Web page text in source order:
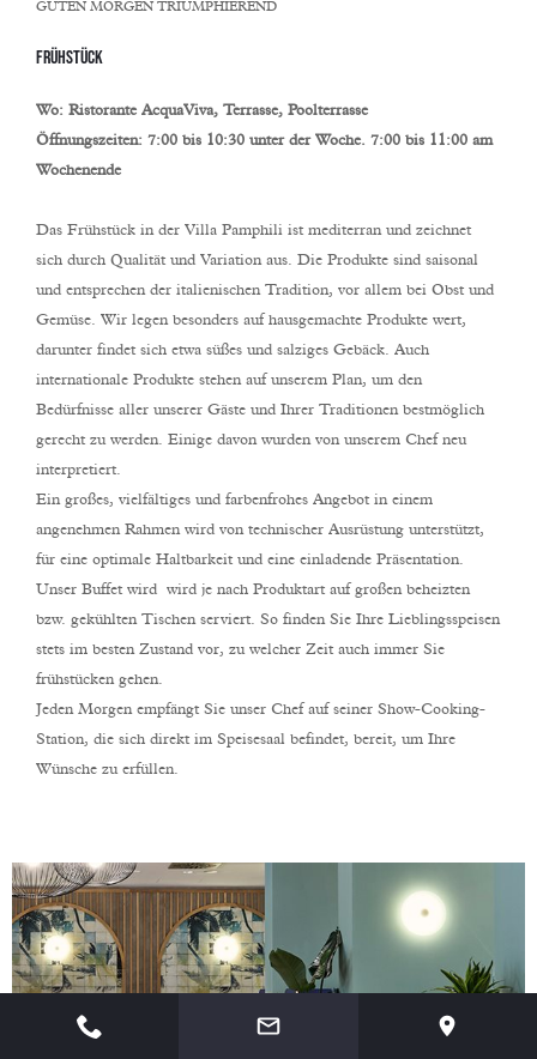
GUTEN MORGEN TRIUMPHIEREND
Frühstück
Wo: Ristorante AcquaViva, Terrasse, Poolterrasse
Öffnungszeiten: 7:00 bis 10:30 unter der Woche. 7:00 bis 11:00 am
Wochenende
Das Frühstück in der Villa Pamphili ist mediterran und zeichnet
sich durch Qualität und Variation aus. Die Produkte sind saisonal
und entsprechen der italienischen Tradition, vor allem bei Obst und
Gemüse. Wir legen besonders auf hausgemachte Produkte wert,
darunter findet sich etwa süßes und salziges Gebäck. Auch
internationale Produkte stehen auf unserem Plan, um den
Bedürfnisse aller unserer Gäste und Ihrer Traditionen bestmöglich
gerecht zu werden. Einige davon wurden von unserem Chef neu
interpretiert.
Ein großes, vielfältiges und farbenfrohes Angebot in einem
angenehmen Rahmen wird von technischer Ausrüstung unterstützt,
für eine optimale Haltbarkeit und eine einladende Präsentation.
Unser Buffet wird wird je nach Produktart auf großen beheizten
bzw. gekühlten Tischen serviert. So finden Sie Ihre Lieblingsspeisen
stets im besten Zustand vor, zu welcher Zeit auch immer Sie
frühstücken gehen.
Jeden Morgen empfängt Sie unser Chef auf seiner Show-Cooking-
Station, die sich direkt im Speisesaal befindet, bereit, um Ihre
Wünsche zu erfüllen.